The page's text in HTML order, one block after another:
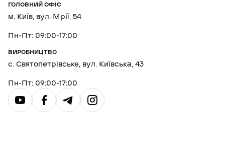
ГОЛОВНИЙ ОФІС
м. Київ, вул. Мрії, 54
Пн-Пт: 09:00-17:00
ВИРОБНИЦТВО
с. Святопетрівське, вул. Київська, 43
Пн-Пт: 09:00-17:00